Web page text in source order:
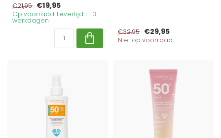
€21,95 €19,95
Op voorraad. Levertijd 1 - 3
werkdagen
€32,95 €29,95
Niet op voorraad